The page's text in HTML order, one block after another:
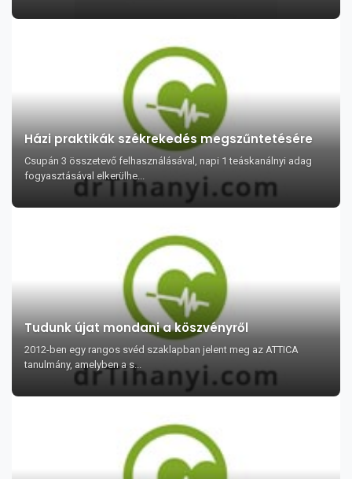
Házi praktikák székrekedés megszűntetésére
Csupán 3 összetevő felhasználásával, napi 1 teáskanálnyi adag
fogyasztásával elkerülhe...
Tudunk újat mondani a köszvényről
2012-ben egy rangos svéd szaklapban jelent meg az ATTICA
tanulmány, amelyben a s...